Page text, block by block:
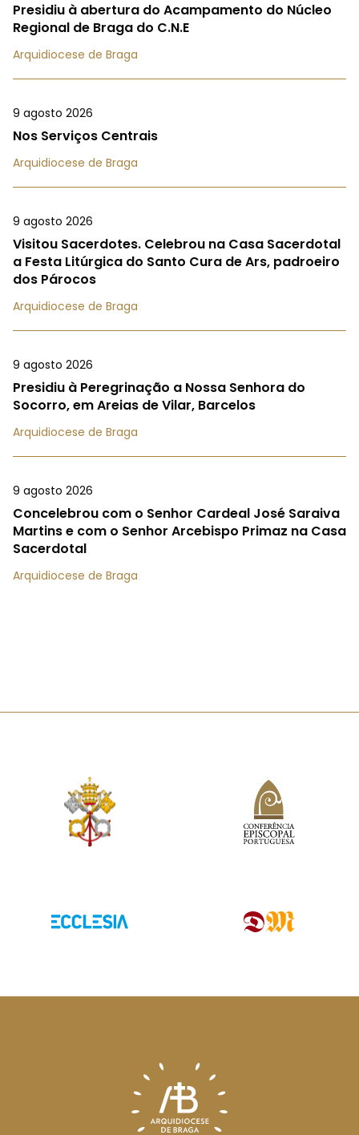
Presidiu à abertura do Acampamento do Núcleo
Regional de Braga do C.N.E
Arquidiocese de Braga
9 agosto 2026
Nos Serviços Centrais
Arquidiocese de Braga
9 agosto 2026
Visitou Sacerdotes. Celebrou na Casa Sacerdotal
a Festa Litúrgica do Santo Cura de Ars, padroeiro
dos Párocos
Arquidiocese de Braga
9 agosto 2026
Presidiu à Peregrinação a Nossa Senhora do
Socorro, em Areias de Vilar, Barcelos
Arquidiocese de Braga
9 agosto 2026
Concelebrou com o Senhor Cardeal José Saraiva
Martins e com o Senhor Arcebispo Primaz na Casa
Sacerdotal
Arquidiocese de Braga